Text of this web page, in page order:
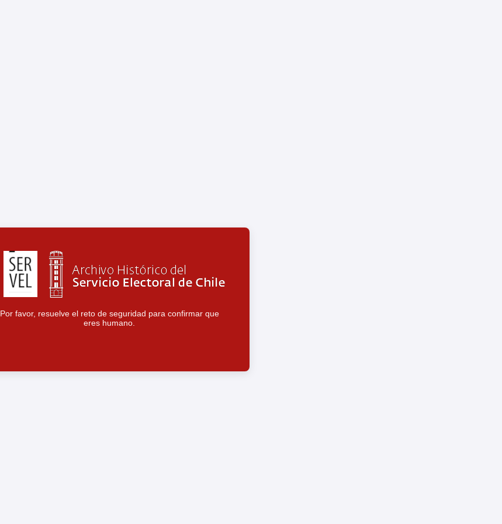
Por favor, resuelve el reto de seguridad para confirmar que
eres humano.